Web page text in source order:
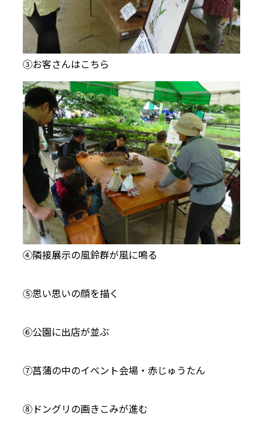
③お客さんはこちら
④隣接展示の風鈴群が風に鳴る
⑤思い思いの顔を描く
⑥公園に出店が並ぶ
⑦菖蒲の中のイベント会場・赤じゅうたん
⑧ドングリの画きこみが進む